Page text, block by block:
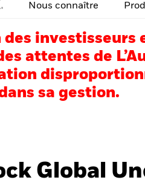
Nous connaître
des
attentes de
sa gestion.
Global